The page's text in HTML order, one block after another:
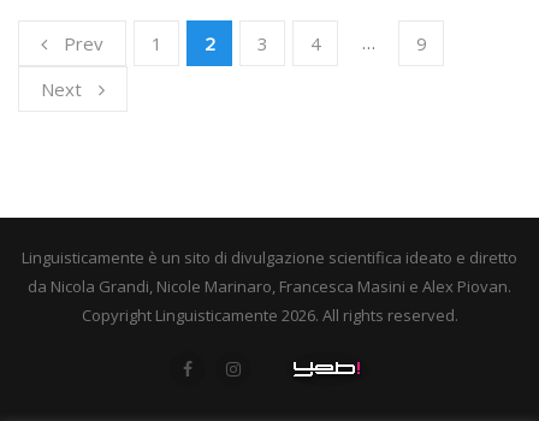
Prev 1 2 3 4 …
9
Next
Linguisticamente è un sito di divulgazione scientifica ideato e diretto
da Nicola Grandi, Nicole Marinaro, Francesca Masini e Alex Piovan.
Copyright Linguisticamente 2026. All rights reserved.